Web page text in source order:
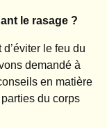
le rasage ?
le feu du
demandé à
en matière
du corps